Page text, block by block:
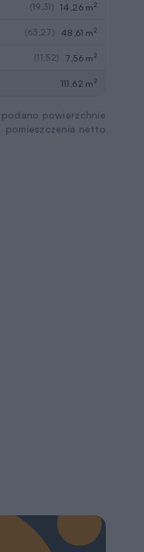
(19,31) 14,26 m2
(63,27) 48,61 m2
(11,52) 7,56 m2
111,62 m2
powierzchnie
pomieszczenia netto